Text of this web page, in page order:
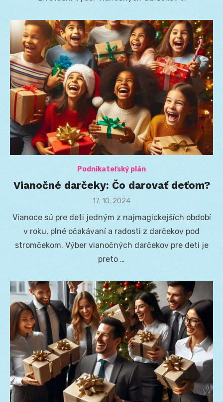
Podnikateľský plán
Vianočné darčeky: Čo darovať deťom?
Posted
17. 10. 2024
Vianoce sú pre deti jedným z najmagickejších období
v roku, plné očakávaní a radosti z darčekov pod
stromčekom. Výber vianočných darčekov pre deti je
preto …